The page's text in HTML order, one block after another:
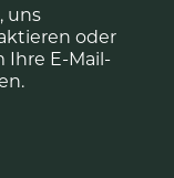
uns
oder
E-Mail-